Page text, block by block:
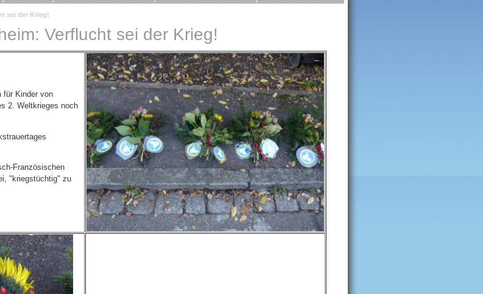
sei der Krieg!
Verflucht sei der Krieg!
für Kinder von
2. Weltkrieges noch
Französischen
"kriegstüchtig" zu